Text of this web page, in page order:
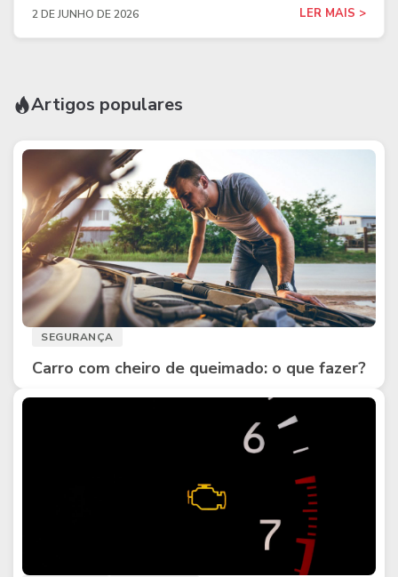
2 DE JUNHO DE 2026 LER MAIS >
Artigos populares
SEGURANÇA
Carro com cheiro de queimado: o que fazer?